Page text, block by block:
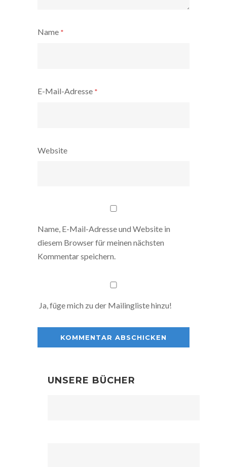
Name *
E-Mail-Adresse *
Website
Name, E-Mail-Adresse und Website in
diesem Browser für meinen nächsten
Kommentar speichern.
Ja, füge mich zu der Mailingliste hinzu!
UNSERE BÜCHER